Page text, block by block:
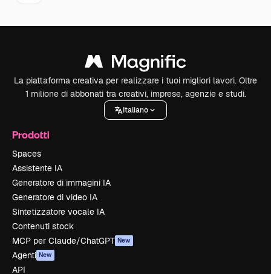
La piattaforma creativa per realizzare i tuoi migliori lavori. Oltre
1 milione di abbonati tra creativi, imprese, agenzie e studi.
Italiano
Prodotti
Spaces
Assistente IA
Generatore di immagini IA
Generatore di video IA
Sintetizzatore vocale IA
Contenuti stock
MCP per Claude/ChatGPT New
Agenti New
API